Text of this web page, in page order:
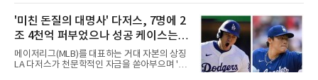
한 이들의 사투는 저마다의 방식으로 치열하게
전개되는 중이다. 태평양 건너에서 써 내려가고
있는 다섯 선수의 성적표와 현재 처지를 사자성
어로 진단해 본다.김하성은 사면초가에 직면했
다. 잇따른 부상과 이로 인한 긴 공백기는 선수
개인에게 치명적인 타격이었다. 여기에 FA 계약
을 앞둔 시점에서 터져 나온 부진까지 겹치며,
'미친 돈질의 대명사' 다저스, 7명에 2
조 4천억 퍼부었으나 성공 케이스는
오타니와 야마모토뿐
메이저리그(MLB)를 대표하는 거대 자본의 상징
LA 다저스가 천문학적인 자금을 쏟아부으며 '스